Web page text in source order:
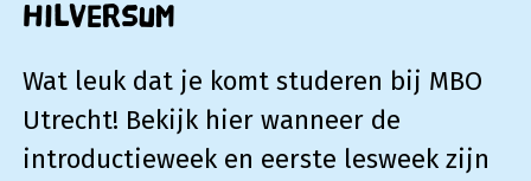
Hilversum
Wat leuk dat je komt studeren bij MBO
Utrecht! Bekijk hier wanneer de
introductieweek en eerste lesweek zijn